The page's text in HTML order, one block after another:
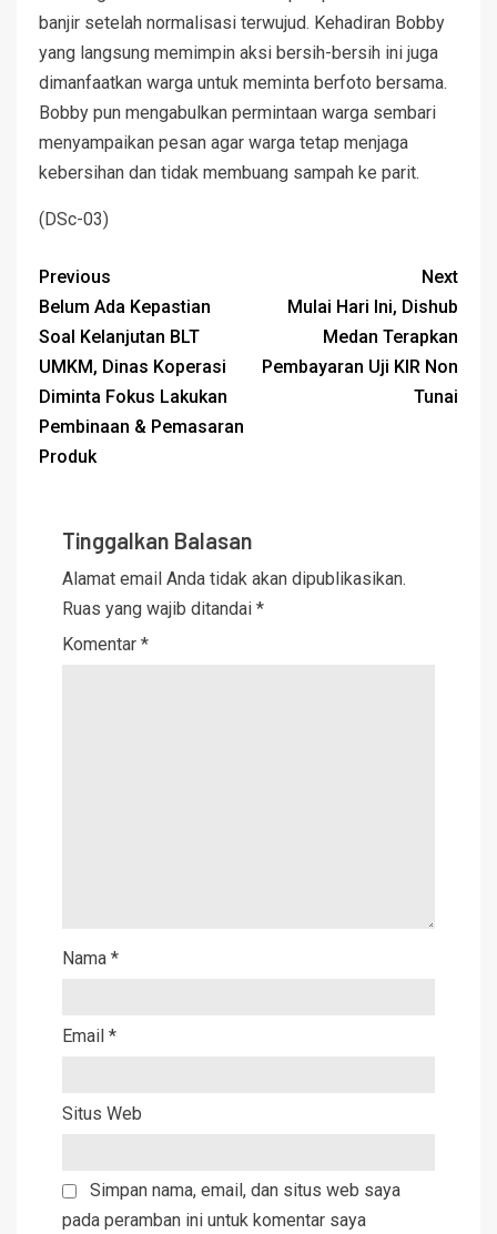
banjir setelah normalisasi terwujud. Kehadiran Bobby
yang langsung memimpin aksi bersih-bersih ini juga
dimanfaatkan warga untuk meminta berfoto bersama.
Bobby pun mengabulkan permintaan warga sembari
menyampaikan pesan agar warga tetap menjaga
kebersihan dan tidak membuang sampah ke parit.
(DSc-03)
Previous
Belum Ada Kepastian
Soal Kelanjutan BLT
UMKM, Dinas Koperasi
Diminta Fokus Lakukan
Pembinaan & Pemasaran
Produk
Next
Mulai Hari Ini, Dishub
Medan Terapkan
Pembayaran Uji KIR Non
Tunai
Tinggalkan Balasan
Alamat email Anda tidak akan dipublikasikan.
Ruas yang wajib ditandai *
Komentar *
Nama *
Email *
Situs Web
Simpan nama, email, dan situs web saya
pada peramban ini untuk komentar saya